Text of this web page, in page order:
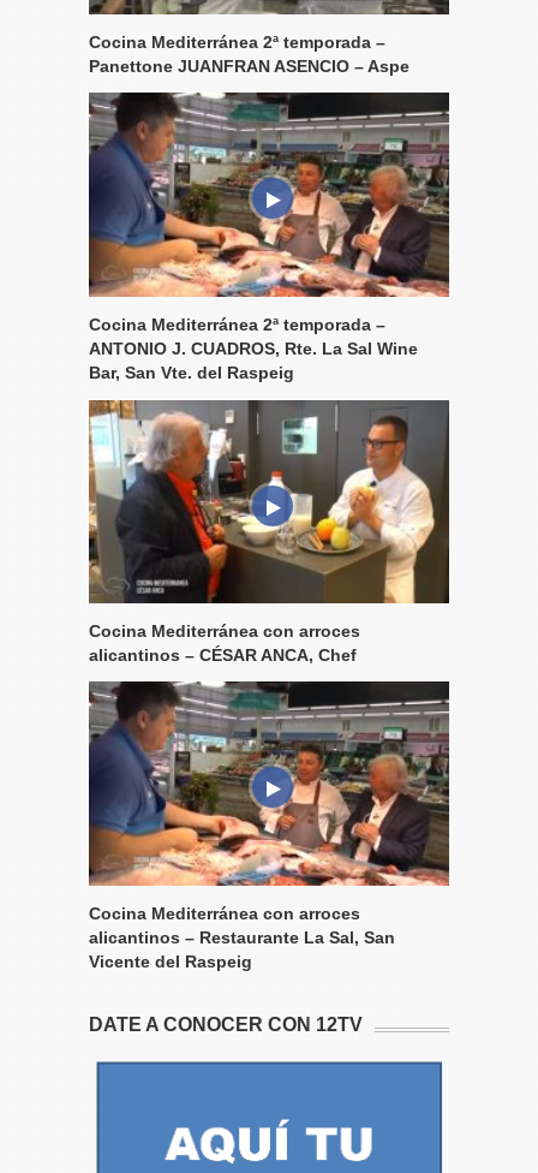
Cocina Mediterránea 2ª temporada –
Panettone JUANFRAN ASENCIO – Aspe
Cocina Mediterránea 2ª temporada –
ANTONIO J. CUADROS, Rte. La Sal Wine
Bar, San Vte. del Raspeig
Cocina Mediterránea con arroces
alicantinos – CÉSAR ANCA, Chef
Cocina Mediterránea con arroces
alicantinos – Restaurante La Sal, San
Vicente del Raspeig
DATE A CONOCER CON 12TV